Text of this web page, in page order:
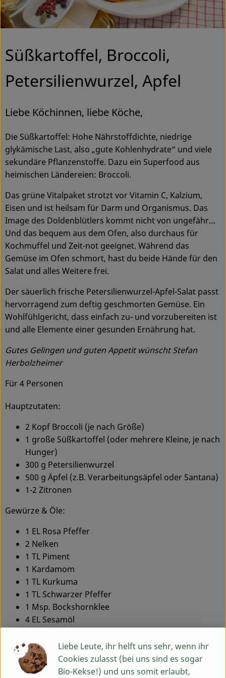
Ökokisten
Obst & Gemüse
Kühltheke
Backwaren
Getränke
Drogerie
So geht's
Über uns
Blog & Aktuelles
Service
Süßkartoffel, Broccoli,
Petersilienwurzel, Apfel
Liebe Köchinnen, liebe Köche,
Die Süßkartoffel: Hohe Nährstoffdichte, niedrige
glykämische Last, also „gute Kohlenhydrate“ und viele
sekundäre Pflanzenstoffe. Dazu ein Superfood aus
heimischen Ländereien: Broccoli.
Das grüne Vitalpaket strotzt vor Vitamin C, Kalzium,
Eisen und ist heilsam für Darm und Organismus. Das
Image des Doldenblütlers kommt nicht von ungefähr…
Und das bequem aus dem Ofen, also durchaus für
Kochmuffel und Zeit-not geeignet. Während das
Gemüse im Ofen schmort, hast du beide Hände für den
Salat und alles Weitere frei.
Der säuerlich frische Petersilienwurzel-Apfel-Salat passt
hervorragend zum deftig geschmorten Gemüse. Ein
Wohlfühlgericht, dass einfach zu- und vorzubereiten ist
und alle Elemente einer gesunden Ernährung hat.
Gutes Gelingen und guten Appetit wünscht Stefan
Herbolzheimer
Für 4 Personen
Hauptzutaten:
2 Kopf Broccoli (je nach Größe)
1 große Süßkartoffel (oder mehrere Kleine, je nach
Hunger)
300 g Petersilienwurzel
500 g Äpfel (z.B. Verarbeitungsäpfel oder Santana)
1-2 Zitronen
Gewürze & Öle:
1 EL Rosa Pfeffer
2 Nelken
1 TL Piment
1 Kardamom
1 TL Kurkuma
1 TL Schwarzer Pfeffer
1 Msp. Bockshornklee
4 EL Sesamöl
Salz
Gemüse:
Liebe Leute, ihr helft uns sehr, wenn ihr
Cookies zulasst (bei uns sind es sogar
Bio-Kekse!) und uns somit erlaubt,